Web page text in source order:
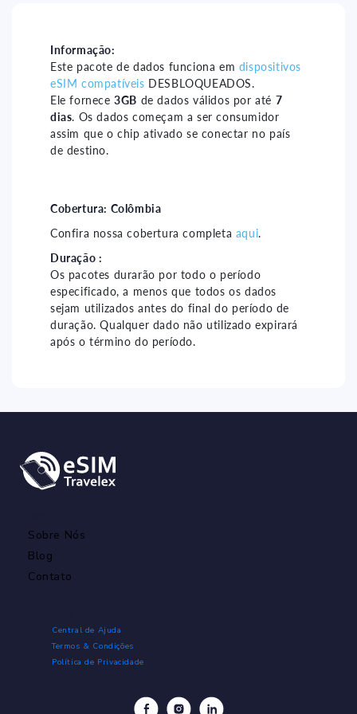
-
3gb
-
3gb
Informação:
Este pacote de dados funciona em dispositivos
eSIM compatíveis DESBLOQUEADOS.
Ele fornece3GB de dados válidos por até 7
dias. Os dados começam a ser consumidor
assim que o chip ativado se conectar no país
de destino.
Cobertura: Colômbia
Confira nossa cobertura completa aqui.
Duração :
Os pacotes durarão por todo o período
especificado, a menos que todos os dados
sejam utilizados antes do final do período de
duração. Qualquer dado não utilizado expirará
após o término do período.
Sobre Nós
Blog
Contato
Central de Ajuda
Termos & Condições
Política de Privacidade